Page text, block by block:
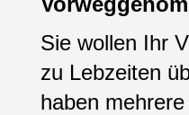
Sie wollen Ihr
zu Lebzeiten
haben